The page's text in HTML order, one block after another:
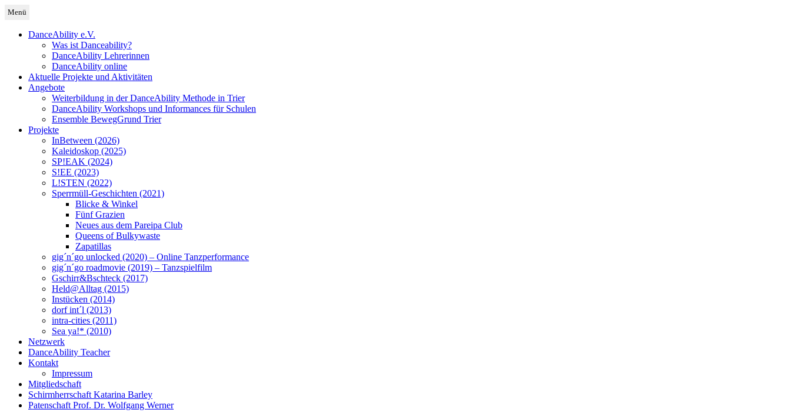
DanceAbility Deutschland
Menü
springen
DanceAbility e.V.
Was ist Danceability?
DanceAbility Lehrerinnen
DanceAbility online
Aktuelle Projekte und Aktivitäten
Angebote
Weiterbildung in der DanceAbility Methode in Trier
DanceAbility Workshops und Informances für Schulen
Ensemble BewegGrund Trier
Projekte
InBetween (2026)
Kaleidoskop (2025)
SP!EAK (2024)
S!EE (2023)
L!STEN (2022)
Sperrmüll-Geschichten (2021)
Blicke & Winkel
Fünf Grazien
Neues aus dem Pareipa Club
Queens of Bulkywaste
Zapatillas
gig´n´go unlocked (2020) – Online Tanzperformance
gig´n´go roadmovie (2019) – Tanzspielfilm
Gschirr&Bschteck (2017)
Held@Alltag (2015)
Instücken (2014)
dorf int´l (2013)
intra-cities (2011)
Sea ya!* (2010)
Netzwerk
DanceAbility Teacher
Kontakt
Impressum
Mitgliedschaft
Schirmherrschaft Katarina Barley
Patenschaft Prof. Dr. Wolfgang Werner